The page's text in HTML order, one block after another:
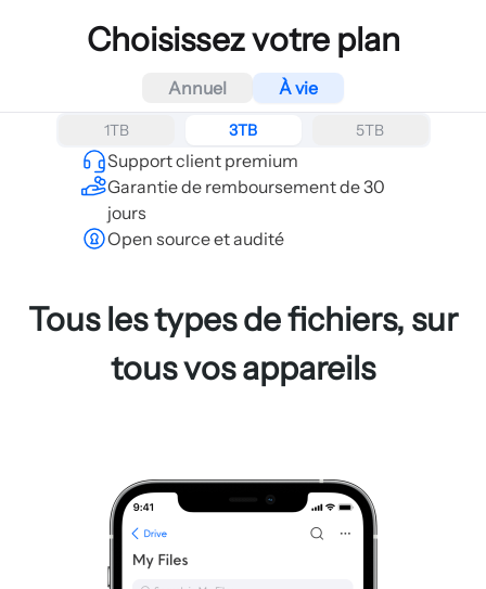
Choisissez votre plan
Annuel À vie
1TB 3TB 5TB
Support client premium
Garantie de remboursement de 30
jours
Open source et audité
Tous les types de fichiers, sur
tous vos appareils